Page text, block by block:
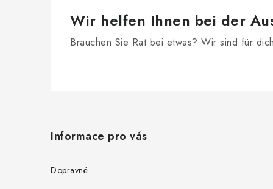
L
i
s
Wir helfen Ihnen bei der
Brauchen Sie Rat bei etwas? Wir sind für
Informace pro vás
Dopravné